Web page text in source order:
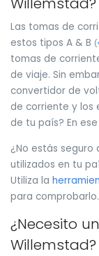
Las tomas de
estos tipos A & B (
tomas de
de viaje. Sin
convertidor de
de corriente y los
de tu país? En
¿No estás seguro
utilizados en tu
Utiliza la
para comprobarlo.
¿Necesito
Willemstad?